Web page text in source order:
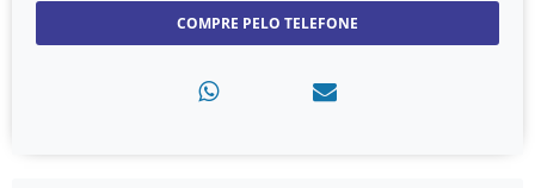
COMPRE PELO TELEFONE